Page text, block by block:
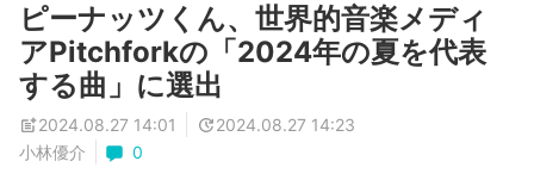
ピーナッツくん、世界的音楽メディ
アPitchforkの「2024年の夏を代表
する曲」に選出
2024.08.27 14:01
2024.08.27 14:23
小林優介
0